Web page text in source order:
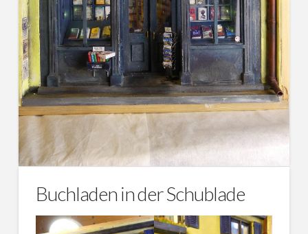
Buchladen in der Schublade